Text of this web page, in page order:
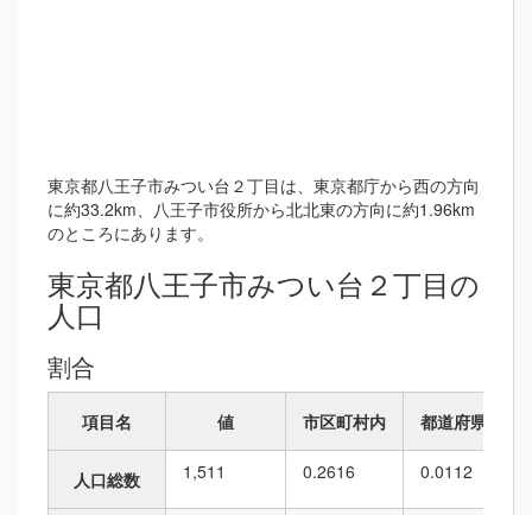
東京都八王子市みつい台２丁目は、東京都庁から西の方向
に約33.2km、八王子市役所から北北東の方向に約1.96km
のところにあります。
東京都八王子市みつい台２丁目の
人口
割合
項目名 値 市区町村内 都道府県内
人口総数 1,511 0.2616 0.0112